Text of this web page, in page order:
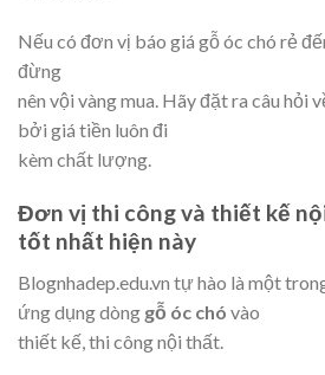
Nếu có đơn vị báo giá gỗ óc chó rẻ
đừng
nên vội vàng mua. Hãy đặt ra câu hỏi
bởi giá tiền luôn đi
kèm chất lượng.
Đơn vị thi công và thiết kế
tốt nhất hiện này
Blognhadep.edu.vn tự hào là một
ứng dụng dòng gỗ óc chó vào
thiết kế, thi công nội thất.